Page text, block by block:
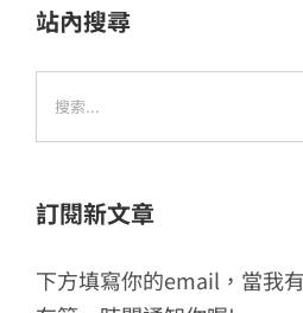
站內搜尋
訂閱新文章
下方填寫你的email，當我